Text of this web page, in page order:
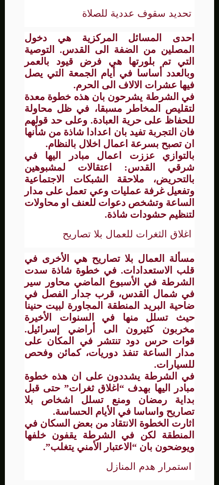
تحديد سقوف عددية للصلاة
احدى المسائل المركزية هي دخول
المصلين من الضفة الى القدس. التوصية
التي تم بلورتها هي فرض قيود بالعمر
وبالعدد أساسا في أيام الجمعة التي يصل
فيها عشرات الالاف الى الحرم.
في الشرطة يشرحون بان هذه خطوة معدة
لتقليص المخاطر مسبقا، في ظل محاولة
للحفاظ على حرية العبادة. وعلى حد قولهم
فان التجربة تفيد بان اعدادا شاذة من شأنها
ان تصبح بسرعة اعمال اخلال بالنظام.
بالتوازي عززت اعمال مبادر اليها في
شرقي القدس: اعتقالات لمشبوهين
بالتحريض، ملاحقة الشبكات الاجتماعية
وتفعيل غرفة عمليات وعي تعمل على مدار
الساعة وتشخص دعوات للعنف او محاولات
لتنظيم حشودات شاذة.
اغلاق الثغرات للعمال بلا تصاريح
مسألة العمال بلا تصاريح هي الأخرى في
قلب الاستعدادات. في خطوة شاذة سدت
الشرطة في الأسبوع الماضي محاور سير
في شمال القدس، قرب جدار الفصل في
ضاحية البريد المنطقة المجاورة لبيت حنينا
حيث تسلل منها في السنوات الأخيرة
مخربون كثيرون الى أراضي إسرائيل.
قوات حرس دود تنتشر في المكان على
مدار الساعة تنفذ دوريات، كمائن وفحص
للسيارات.
في الشرطة يشددون على ان هذه خطوة
مبادر اليها بهدف “اغلاق ثغرات” حتى قبل
بداية رمضان ومنع تسلل اشخاص بلا
تصاريح واساسا في الأيام الحساسة.
اثارت الخطوة الانتقاد من بعض السكان في
المنطقة لكن في الشرطة يقفون خلفها
ويوضحون بان “الاعتبار الأمني يتغلب”.
استمرار هدم المنازل